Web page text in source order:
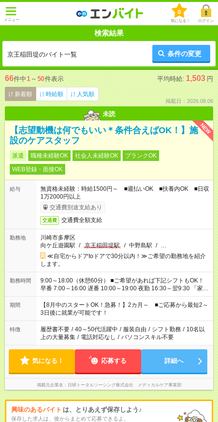
メニュー
0
気になる！ ログイン
検索結果
京王稲田堤のバイト一覧 条件の変更
66件中1 ～ 50件表示 平均時給: 1,503 円
新着順 時給順 人気順
掲載日：2026.08.06
未読
NEW
【志望動機は何でもいい＊条件合えばOK！】施
設のケアスタッフ
派遣 職種未経験OK 社会人未経験OK
ブランクOK
WEB登録・面接OK
給与
無資格未経験：時給1500円～ ■週払いOK ■扶養内OK ■日収
1万2000円以上
交通費別途支給あり
交通費 交通費全額支給
勤務地
川崎市多摩区
向ケ丘遊園駅 / 京王稲田堤駅 / 中野島駅 / …
≪自宅からドアtoドアで30分以内！≫ご希望の勤務地を紹介
します。
勤務時間
9:00～18:00（休憩60分） ■ご希望があれば下記シフトもOK！
早番 7:00～16:00 遅番 10:00～19:00 夜勤 16:30～翌9:30 「家族
と休みを合わせたい」 「余裕を持って夕飯の準備がしたい」
「できれば残業はしたくない」 など、ご希望を教えてください
ね。 ※Wワーク希望の方へ 今ご覧のお仕事で希望する勤務時間
と、もう1つのお仕事の勤務時間。 合計で週40時間を超える場
合は応募できません。
期間
【8月中のスタートOK！急募！】2カ月～ ■ご応募から最短2～
3日後に就業が可能です！
特徴 履歴書不要 / 40～50代活躍中 / 服装自由 / シフト勤務 / 10名以
上の大量募集 / 電話対応なし / パソコンスキル不要
気になる！ 応募する 詳細へ
掲載元企業名 日研トータルソーシング株式会社 メディカルケア事業部
興味のあるバイト は、とりあえず保存しよう♪
保存した求人は、後からまとめて応募できるよ。